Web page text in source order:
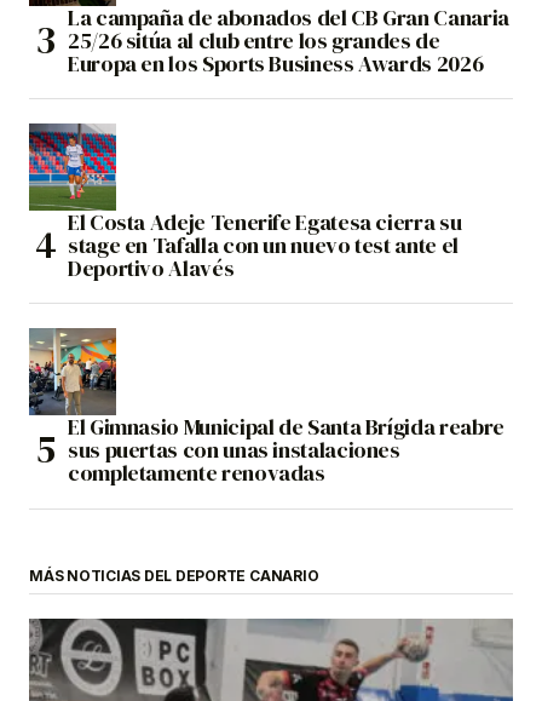
La campaña de abonados del CB Gran Canaria
25/26 sitúa al club entre los grandes de
Europa en los Sports Business Awards 2026
El Costa Adeje Tenerife Egatesa cierra su
stage en Tafalla con un nuevo test ante el
Deportivo Alavés
El Gimnasio Municipal de Santa Brígida reabre
sus puertas con unas instalaciones
completamente renovadas
MÁS NOTICIAS DEL DEPORTE CANARIO